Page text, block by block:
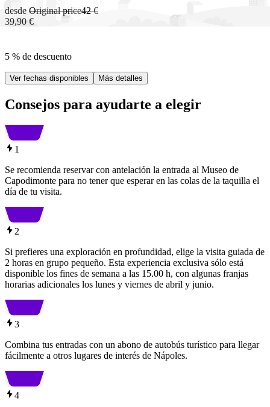
desde Original price42 €
39,90 €
5 % de descuento
Ver fechas disponibles Más detalles
Consejos para ayudarte a elegir
1
Se recomienda reservar con antelación la entrada al Museo de
Capodimonte para no tener que esperar en las colas de la taquilla el
día de tu visita.
2
Si prefieres una exploración en profundidad, elige la visita guiada de
2 horas en grupo pequeño. Esta experiencia exclusiva sólo está
disponible los fines de semana a las 15.00 h, con algunas franjas
horarias adicionales los lunes y viernes de abril y junio.
3
Combina tus entradas con un abono de autobús turístico para llegar
fácilmente a otros lugares de interés de Nápoles.
4